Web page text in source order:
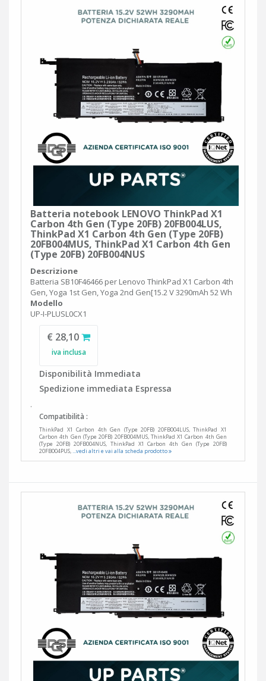
Batteria notebook LENOVO ThinkPad X1
Carbon 4th Gen (Type 20FB) 20FB004LUS,
ThinkPad X1 Carbon 4th Gen (Type 20FB)
20FB004MUS, ThinkPad X1 Carbon 4th Gen
(Type 20FB) 20FB004NUS
Descrizione
Batteria SB10F46466 per Lenovo ThinkPad X1 Carbon 4th
Gen, Yoga 1st Gen, Yoga 2nd Gen[15.2 V 3290mAh 52 Wh
Modello
UP-I-PLUSL0CX1
€ 28,10
iva inclusa
Disponibilità Immediata
Spedizione immediata Espressa
.
Compatibilità :
ThinkPad X1 Carbon 4th Gen (Type 20FB) 20FB004LUS, ThinkPad X1
Carbon 4th Gen (Type 20FB) 20FB004MUS, ThinkPad X1 Carbon 4th Gen
(Type 20FB) 20FB004NUS, ThinkPad X1 Carbon 4th Gen (Type 20FB)
20FB004PUS,...vedi altri e vai alla scheda prodotto